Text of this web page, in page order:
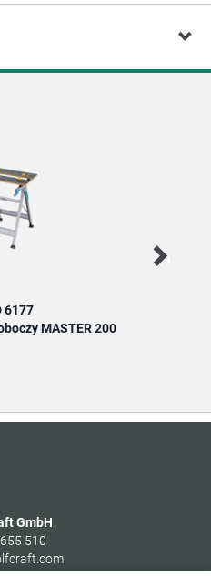
6177
MASTER 200
GmbH
510